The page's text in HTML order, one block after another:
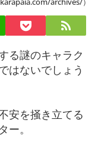
る謎のキャラク
はないでしょう
安を掻き立てる
。